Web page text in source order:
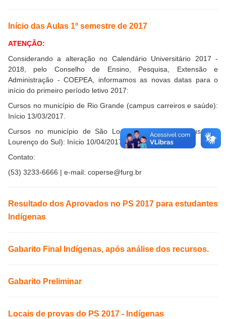
Início das Aulas 1º semestre de 2017
ATENÇÃO:
Considerando a alteração no Calendário Universitário 2017 -
2018, pelo Conselho de Ensino, Pesquisa, Extensão e
Administração - COEPEA, informamos as novas datas para o
início do primeiro período letivo 2017:
Cursos no município de Rio Grande (campus carreiros e saúde):
Início 13/03/2017.
Cursos no município de São Lourenço do Sul (campus São
Lourenço do Sul): Início 10/04/2017.
Contato:
(53) 3233-6666 | e-mail: coperse@furg.br
Resultado dos Aprovados no PS 2017 para estudantes
Indígenas
Gabarito Final Indígenas, após análise dos recursos.
Gabarito Preliminar
Locais de provas do PS 2017 - Indígenas